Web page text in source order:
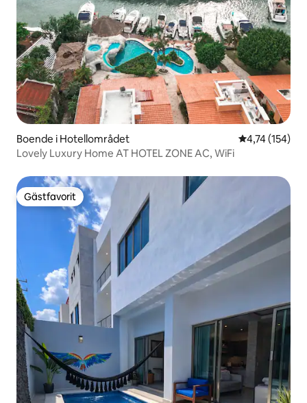
Boende i Hotellområdet 4,74 av 5 i
4,74 (154)
Lovely Luxury Home AT HOTEL ZONE AC, WiFi
Gästfavorit
Gästfavorit